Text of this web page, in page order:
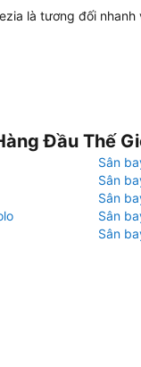
là tương đối nhanh
Đầu Thế
Sân
Sân
Sân
Sân
Sân